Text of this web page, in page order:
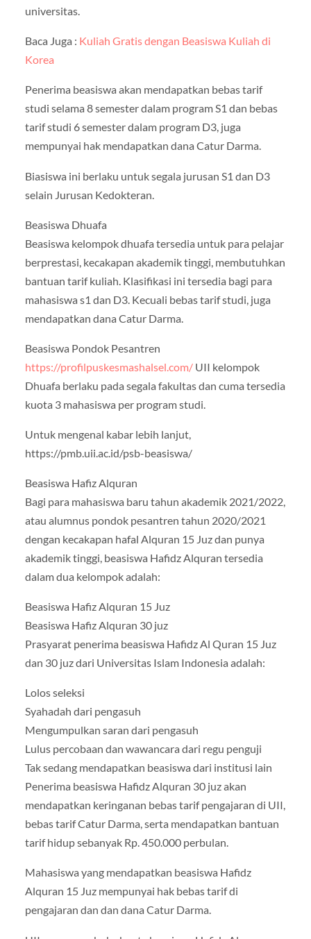
universitas.
Baca Juga : Kuliah Gratis dengan Beasiswa Kuliah di
Korea
Penerima beasiswa akan mendapatkan bebas tarif
studi selama 8 semester dalam program S1 dan bebas
tarif studi 6 semester dalam program D3, juga
mempunyai hak mendapatkan dana Catur Darma.
Biasiswa ini berlaku untuk segala jurusan S1 dan D3
selain Jurusan Kedokteran.
Beasiswa Dhuafa
Beasiswa kelompok dhuafa tersedia untuk para pelajar
berprestasi, kecakapan akademik tinggi, membutuhkan
bantuan tarif kuliah. Klasifikasi ini tersedia bagi para
mahasiswa s1 dan D3. Kecuali bebas tarif studi, juga
mendapatkan dana Catur Darma.
Beasiswa Pondok Pesantren
https://profilpuskesmashalsel.com/UII kelompok
Dhuafa berlaku pada segala fakultas dan cuma tersedia
kuota 3 mahasiswa per program studi.
Untuk mengenal kabar lebih lanjut,
https://pmb.uii.ac.id/psb-beasiswa/
Beasiswa Hafiz Alquran
Bagi para mahasiswa baru tahun akademik 2021/2022,
atau alumnus pondok pesantren tahun 2020/2021
dengan kecakapan hafal Alquran 15 Juz dan punya
akademik tinggi, beasiswa Hafidz Alquran tersedia
dalam dua kelompok adalah:
Beasiswa Hafiz Alquran 15 Juz
Beasiswa Hafiz Alquran 30 juz
Prasyarat penerima beasiswa Hafidz Al Quran 15 Juz
dan 30 juz dari Universitas Islam Indonesia adalah:
Lolos seleksi
Syahadah dari pengasuh
Mengumpulkan saran dari pengasuh
Lulus percobaan dan wawancara dari regu penguji
Tak sedang mendapatkan beasiswa dari institusi lain
Penerima beasiswa Hafidz Alquran 30 juz akan
mendapatkan keringanan bebas tarif pengajaran di UII,
bebas tarif Catur Darma, serta mendapatkan bantuan
tarif hidup sebanyak Rp. 450.000 perbulan.
Mahasiswa yang mendapatkan beasiswa Hafidz
Alquran 15 Juz mempunyai hak bebas tarif di
pengajaran dan dan dana Catur Darma.